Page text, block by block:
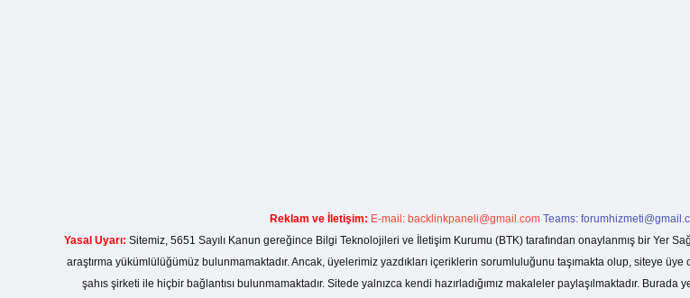
Reklam ve İletişim: E-mail: backlinkpaneli@gmail.com Teams:
Yasal Uyarı: Sitemiz, 5651 Sayılı Kanun gereğince Bilgi Teknolojileri ve İletişim Kurumu (BTK) tarafından onaylanmış bir Yer
araştırma yükümlülüğümüz bulunmamaktadır. Ancak, üyelerimiz yazdıkları içeriklerin sorumluluğunu taşımakta olup, siteye
şahıs şirketi ile hiçbir bağlantısı bulunmamaktadır. Sitede yalnızca kendi hazırladığımız makaleler paylaşılmaktadır.